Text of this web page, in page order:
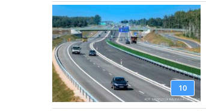
10